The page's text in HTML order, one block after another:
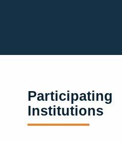
Participating
Institutions